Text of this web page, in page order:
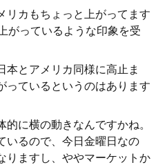
リカもちょっと上がってます
がっているような印象を受
本とアメリカ同様に高止ま
っているというのはあります
に横の動きなんですかね。
いるので、今日金曜日なの
りますし、ややマーケットか